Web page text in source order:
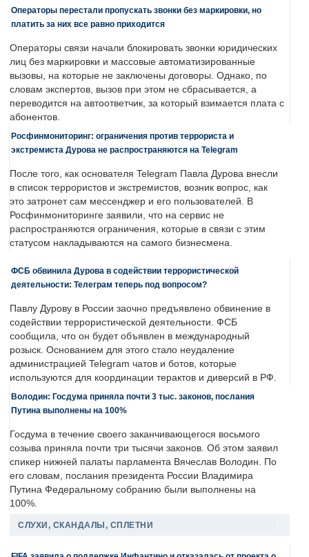
Операторы перестали пропускать звонки без маркировки, но
платить за них все равно приходится
Операторы связи начали блокировать звонки юридических
лиц без маркировки и массовые автоматизированные
вызовы, на которые не заключены договоры. Однако, по
словам экспертов, вызов при этом не сбрасывается, а
переводится на автоответчик, за который взимается плата с
абонентов.
Росфинмониторинг: ограничения против террориста и
экстремиста Дурова не распространяются на Telegram
После того, как основателя Telegram Павла Дурова внесли
в список террористов и экстремистов, возник вопрос, как
это затронет сам мессенджер и его пользователей. В
Росфинмониторинге заявили, что на сервис не
распространяются ограничения, которые в связи с этим
статусом накладываются на самого бизнесмена.
ФСБ обвинила Дурова в содействии террористической
деятельности: Телеграм теперь под вопросом?
Павлу Дурову в России заочно предъявлено обвинение в
содействии террористической деятельности. ФСБ
сообщила, что он будет объявлен в международный
розыск. Основанием для этого стало неудаление
администрацией Telegram чатов и ботов, которые
используются для координации терактов и диверсий в РФ.
Володин: Госдума приняла почти 3 тыс. законов, послания
Путина выполнены на 100%
Госдума в течение своего заканчивающегося восьмого
созыва приняла почти три тысячи законов. Об этом заявил
спикер нижней палаты парламента Вячеслав Володин. По
его словам, послания президента России Владимира
Путина Федеральному собранию были выполнены на
100%.
СЛУХИ, СКАНДАЛЫ, СПЛЕТНИ